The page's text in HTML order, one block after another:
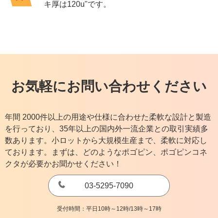
キ厚は120u"です。
お気軽にお問い合わせください
年間 2000件以上の用途や仕様に合わせた柔軟な設計と製造
を行っており、35年以上の国内外一流企業との取引実績多
数あります。小ロットから大規模生産まで、柔軟に対応し
ております。まずは、どのようなポゴピン、ポゴピンコネ
クタが必要かお聞かせください！
03-5295-7090
受付時間：平日10時～12時/13時～17時